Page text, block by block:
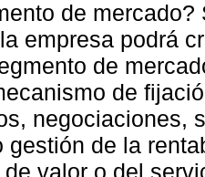
de
empresa podrá
de
de
negociaciones,
gestión de la
de valor o del